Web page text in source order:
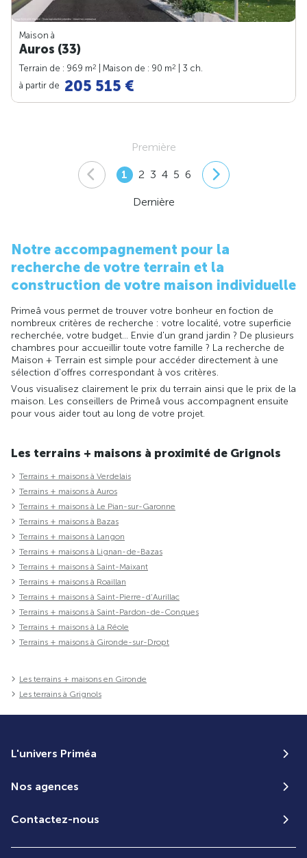
Maison à
Auros (33)
Terrain de : 969 m2 | Maison de : 90 m2
| 3 ch.
à partir de 205 515 €
Première
1 2 3 4 5 6
Dernière
Notre accompagnement pour la
recherche de votre terrain et la
construction de votre maison individuelle
Primeâ vous permet de trouver votre bonheur en foction de
nombreux critères de recherche : votre localité, votre superficie
recherchée, votre budget... Envie d'un grand jardin ? De plusieurs
chambres pour accueillir toute votre famille ? La recherche de
Maison + Terrain est simple pour accéder directement à une
sélection d'offres correspondant à vos critères.
Vous visualisez clairement le prix du terrain ainsi que le prix de la
maison. Les conseillers de Primeâ vous accompagnent ensuite
pour vous aider tout au long de votre projet.
Les terrains + maisons à proximité de Grignols
Terrains + maisons à Verdelais
Terrains + maisons à Auros
Terrains + maisons à Le Pian-sur-Garonne
Terrains + maisons à Bazas
Terrains + maisons à Langon
Terrains + maisons à Lignan-de-Bazas
Terrains + maisons à Saint-Maixant
Terrains + maisons à Roaillan
Terrains + maisons à Saint-Pierre-d'Aurillac
Terrains + maisons à Saint-Pardon-de-Conques
Terrains + maisons à La Réole
Terrains + maisons à Gironde-sur-Dropt
Les terrains + maisons en Gironde
Les terrains à Grignols
L'univers Priméa
Nos agences
Contactez-nous